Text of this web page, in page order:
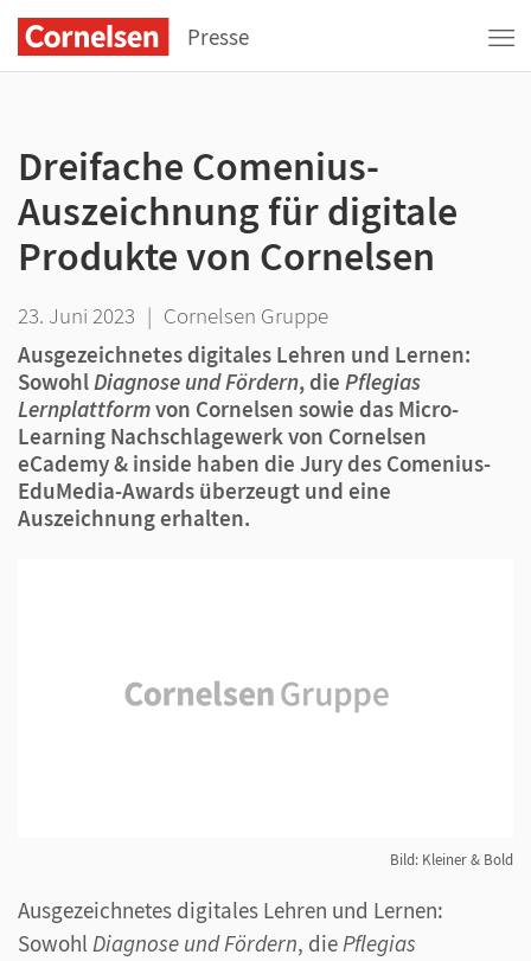
Presse
Dreifache Comenius-
Auszeichnung für digitale
Produkte von Cornelsen
23. Juni 2023 | Cornelsen Gruppe
Ausgezeichnetes digitales Lehren und Lernen:
SowohlDiagnose und Fördern,die Pflegias
Lernplattformvon Cornelsen sowie das Micro-
Learning Nachschlagewerk von Cornelsen
eCademy & inside haben die Jury des Comenius-
EduMedia-Awards überzeugt und eine
Auszeichnung erhalten.
Bild: Kleiner & Bold
Ausgezeichnetes digitales Lehren und Lernen:
Sowohl Diagnose und Fördern, diePflegias